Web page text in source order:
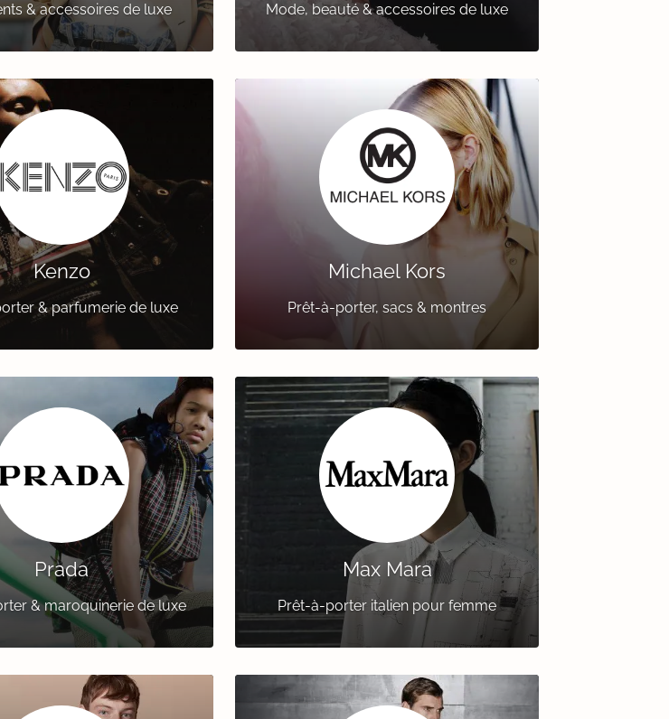
& accessoires de luxe Mode, beauté & accessoires de luxe
Kenzo
& parfumerie de luxe
Michael Kors
Prêt-à-porter, sacs & montres
Prada
& maroquinerie de luxe
Max Mara
Prêt-à-porter italien pour femme